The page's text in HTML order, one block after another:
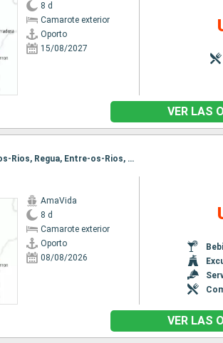
8 d
Camarote exterior
Oporto
15/08/2027
VER LAS
Itinerario : Oporto, Vega Terron, Oporto, Barca d Alva, Pinhão, Oporto, Entre-os-Rios, Regua, Entre-os-Rios, Pinhão, Entre-os-Rios, Oporto, Barca d Alva, Pinhão, Vega Terron, Oporto
AmaVida
8 d
Camarote exterior
Oporto
08/08/2026
VER LAS